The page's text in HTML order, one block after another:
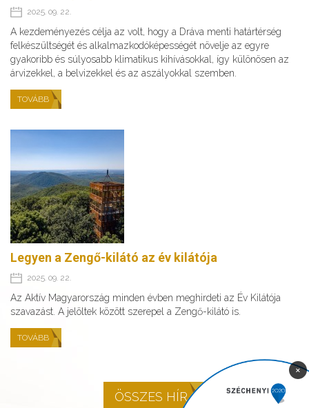
2025. 09. 22.
A kezdeményezés célja az volt, hogy a Dráva menti határtérség
felkészültségét és alkalmazkodóképességét növelje az egyre
gyakoribb és súlyosabb klimatikus kihívásokkal, így különösen az
árvizekkel, a belvizekkel és az aszályokkal szemben.
TOVÁBB
Legyen a Zengő-kilátó az év kilátója
2025. 09. 22.
Az Aktív Magyarország minden évben meghirdeti az Év Kilátója
szavazást. A jelöltek között szerepel a Zengő-kilátó is.
TOVÁBB
ÖSSZES HÍR
×